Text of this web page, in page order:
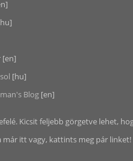
[en]
[hu]
Blog [en]
Kicsit feljebb görgetve lehet,
már itt vagy, kattints meg pár linket!